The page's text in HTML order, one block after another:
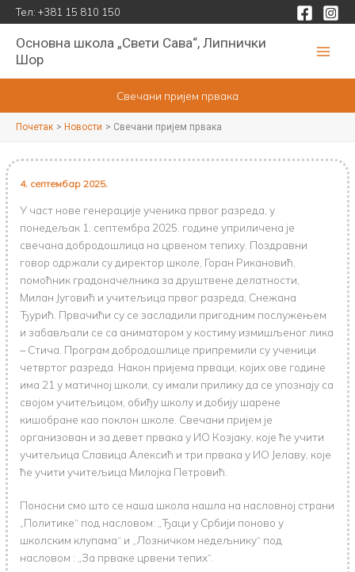
Пређи
на
садржај
Тел: +381 15 810 150
Основна школа „Свети Сава“, Липнички
Шор
Свечани пријем првака
Почетак Новости Свечани пријем првака
4. септембар 2025.
У част нове генерације ученика првог разреда, у
понедељак 1. септембра 2025. године уприличена је
свечана добродошлица на црвеном тепиху. Поздравни
говор одржали су директор школе, Горан Рикановић,
помоћник градоначелника за друштвене делатности,
Милан Југовић и учитељица првог разреда, Снежана
Ђурић. Првачићи су се засладили пригодним послужењем
и забављали се са аниматором у костиму измишљеног лика
– Стича. Програм добродошлице припремили су ученици
четвртог разреда. Након пријема прваци, којих ове године
има 21 у матичној школи, су имали прилику да се упознају са
својом учитељицом, обиђу школу и добију шарене
кишобране као поклон школе. Свечани пријем је
организован и за девет првака у ИО Козјаку, које ће учити
учитељица Славица Алексић и три првака у ИО Јелаву, које
ће учити учитељица Милојка Петровић.
Поносни смо што се наша школа нашла на насловној страни
„Политике“ под насловом: „Ђаци у Србији поново у
школским клупама“ и „Лозничком недељнику“ под
насловом : „За прваке црвени тепих“.